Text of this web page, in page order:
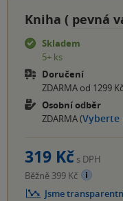
Kniha ( pevná
Skladem
5+ ks
Doručení
ZDARMA od 1299
Osobní odběr
ZDARMA (Vyberte
319 Kč s DPH
Běžně 399 Kč
Jsme